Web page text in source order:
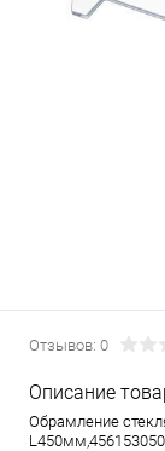
Отзывов: 0
Описание
Обрамление